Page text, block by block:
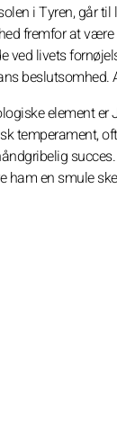
i Tyren, går
fremfor at være
ved livets
beslutsomhed.
element er
temperament,
ham en smule